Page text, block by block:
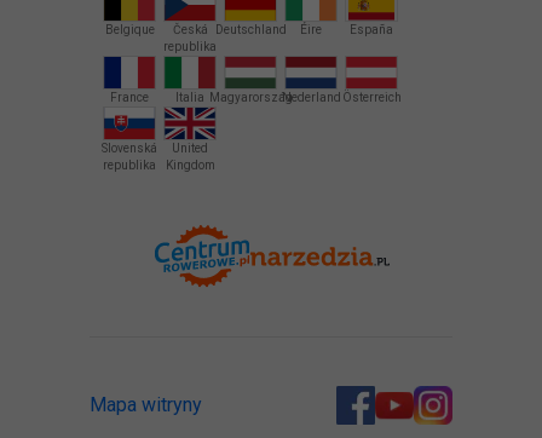
Belgique
Česká
republika
Deutschland Éire España
France Italia MagyarországNederland Österreich
Slovenská
republika
United
Kingdom
Mapa witryny